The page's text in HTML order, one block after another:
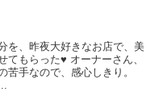
を、昨夜大好きなお店で、美
てもらった♥ オーナーさん、
苦手なので、感心しきり。